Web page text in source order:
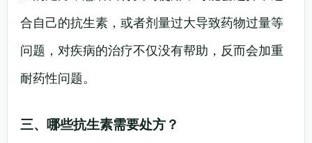
合自己的抗生素，或者剂量过大导致药物过量等
问题，对疾病的治疗不仅没有帮助，反而会加重
耐药性问题。
三、哪些抗生素需要处方？